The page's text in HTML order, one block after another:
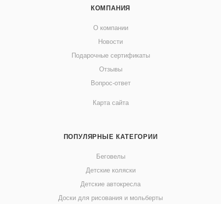
КОМПАНИЯ
О компании
Новости
Подарочные сертификаты
Отзывы
Вопрос-ответ
Карта сайта
ПОПУЛЯРНЫЕ КАТЕГОРИИ
Беговелы
Детские коляски
Детские автокресла
Доски для рисования и мольберты